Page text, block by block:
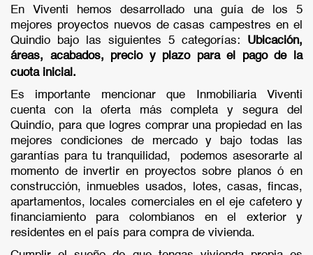
En Viventi hemos desarrollado una guía de los 5
mejores proyectos nuevos de casas campestres en el
Quindio bajo las siguientes 5 categorías: Ubicación,
áreas, acabados, precio y plazo para el pago de la
cuota inicial.
Es importante mencionar que Inmobiliaria Viventi
cuenta con la oferta más completa y segura del
Quindío, para que logres comprar una propiedad en las
mejores condiciones de mercado y bajo todas las
garantías para tu tranquilidad, podemos asesorarte al
momento de invertir en proyectos sobre planos ó en
construcción, inmuebles usados, lotes, casas, fincas,
apartamentos, locales comerciales en el eje cafetero y
financiamiento para colombianos en el exterior y
residentes en el país para compra de vivienda.